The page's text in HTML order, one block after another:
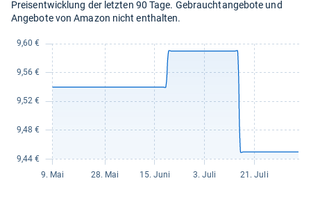
Preisentwicklung der letzten 90 Tage. Gebrauchtangebote und
Angebote von Amazon nicht enthalten.